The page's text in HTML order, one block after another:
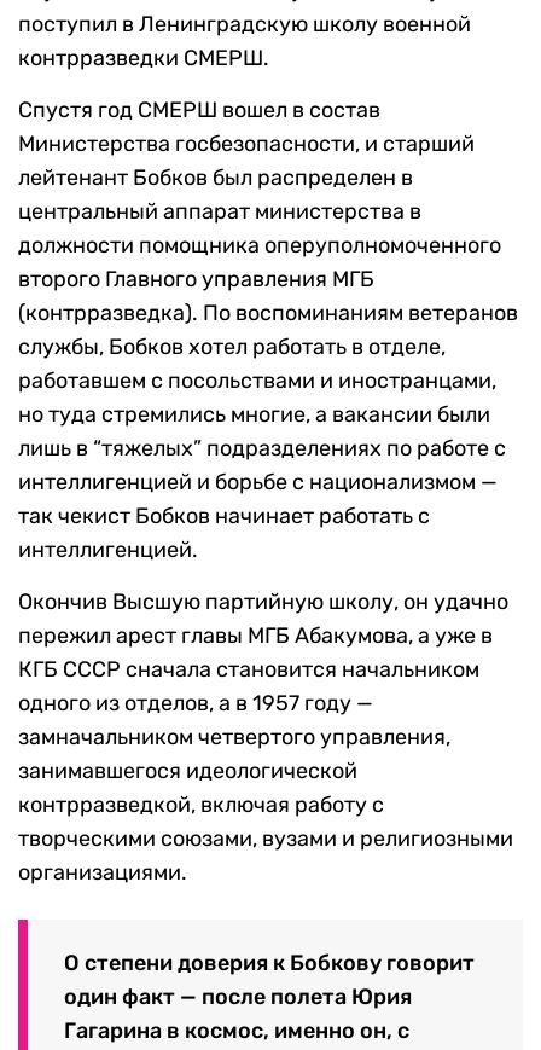
поступил в Ленинградскую школу военной
контрразведки СМЕРШ.
Спустя год СМЕРШ вошел в состав
Министерства госбезопасности, и старший
лейтенант Бобков был распределен в
центральный аппарат министерства в
должности помощника оперуполномоченного
второго Главного управления МГБ
(контрразведка). По воспоминаниям ветеранов
службы, Бобков хотел работать в отделе,
работавшем с посольствами и иностранцами,
но туда стремились многие, а вакансии были
лишь в “тяжелых” подразделениях по работе с
интеллигенцией и борьбе с национализмом —
так чекист Бобков начинает работать с
интеллигенцией.
Окончив Высшую партийную школу, он удачно
пережил арест главы МГБ Абакумова, а уже в
КГБ СССР сначала становится начальником
одного из отделов, а в 1957 году —
замначальником четвертого управления,
занимавшегося идеологической
контрразведкой, включая работу с
творческими союзами, вузами и религиозными
организациями.
О степени доверия к Бобкову говорит
один факт — после полета Юрия
Гагарина в космос, именно он, с